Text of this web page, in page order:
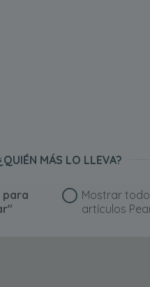
MÁS LO LLEVA?
para
Mostrar
artículos